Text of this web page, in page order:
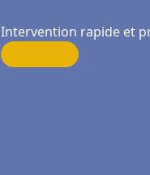
Intervention rapide et